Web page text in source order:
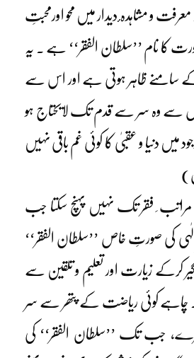
و مشاہدہ ٔ دیدار میں محو اورمحبتِ
کا نام ’’سلطان الفقر‘‘ ہے ۔ یہ
سامنے ظاہر ہوتی ہے اور اس سے
سے وہ سر سے قدم تک لایحتاج ہو
دنیا و عقبیٰ کا کوئی غم باقی نہیں
فقر تک نہیں پہنچ سکتا جب
کی صورتِ خاص ’’سلطان الفقر‘‘
کرکے زیارت اور تعلیم و تلقین سے
چاہے کوئی ریاضت کے پتھر سے سر
جب تک ’’سلطان الفقر‘‘ کی